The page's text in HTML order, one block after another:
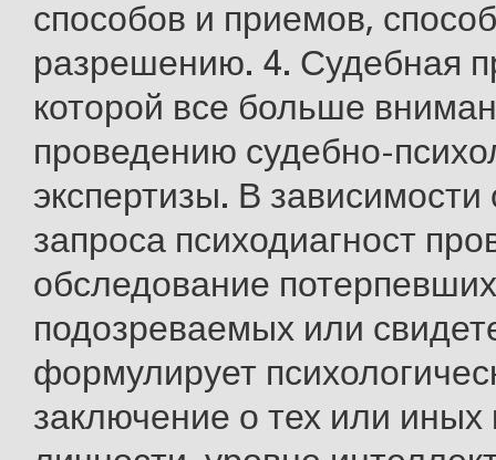
способов и приемов,
разрешению. 4. Судебная
которой все больше
проведению судебно-
экспертизы. В зависимости
запроса психодиагност
обследование
подозреваемых или
формулирует
заключение о тех или иных